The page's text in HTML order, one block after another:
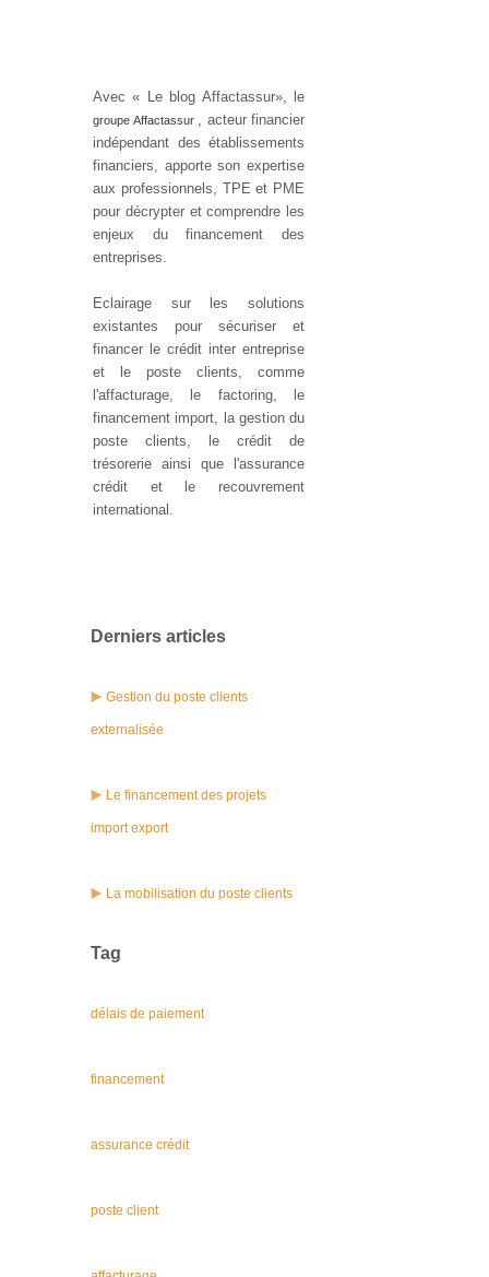
Avec « Le blog Affactassur», le
groupe Affactassur , acteur financier
indépendant des établissements
financiers, apporte son expertise
aux professionnels, TPE et PME
pour décrypter et comprendre les
enjeux du financement des
entreprises.
Eclairage sur les solutions
existantes pour sécuriser et
financer le crédit inter entreprise
et le poste clients, comme
l'affacturage, le factoring, le
financement import, la gestion du
poste clients, le crédit de
trésorerie ainsi que l'assurance
crédit et le recouvrement
international.
Derniers articles
Gestion du poste clients
externalisée
Le financement des projets
import export
La mobilisation du poste clients
Tag
délais de paiement
financement
assurance crédit
poste client